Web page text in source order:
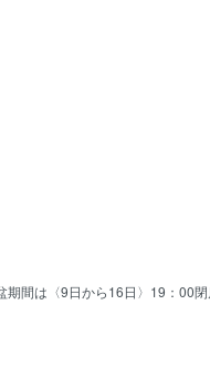
間は〈9日から16日〉19：00閉